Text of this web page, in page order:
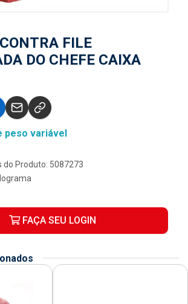
FILE
DO CHEFE CAIXA
peso variável
do Produto: 5087273
FAÇA SEU LOGIN